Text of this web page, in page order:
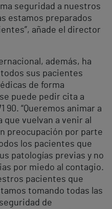
seguridad a nuestros
estamos preparados
añade el director
además, ha
sus pacientes
de forma
puede pedir cita a
90. “Queremos animar a
vuelvan a venir al
preocupación por parte
los pacientes que
patologías previas y no
por miedo al contagio.
pacientes que
tomando todas las
de